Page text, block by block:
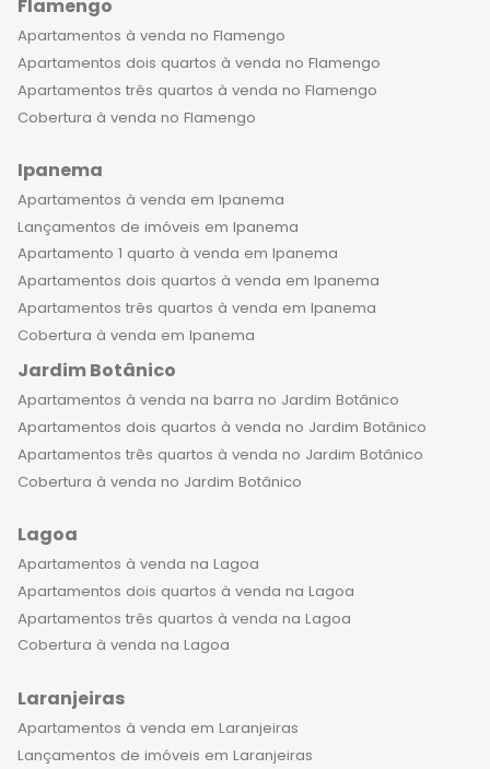
Flamengo
Apartamentos à venda no Flamengo
Apartamentos dois quartos à venda no Flamengo
Apartamentos três quartos à venda no Flamengo
Cobertura à venda no Flamengo
Ipanema
Apartamentos à venda em Ipanema
Lançamentos de imóveis em Ipanema
Apartamento 1 quarto à venda em Ipanema
Apartamentos dois quartos à venda em Ipanema
Apartamentos três quartos à venda em Ipanema
Cobertura à venda em Ipanema
Jardim Botânico
Apartamentos à venda na barra no Jardim Botânico
Apartamentos dois quartos à venda no Jardim Botânico
Apartamentos três quartos à venda no Jardim Botânico
Cobertura à venda no Jardim Botânico
Lagoa
Apartamentos à venda na Lagoa
Apartamentos dois quartos à venda na Lagoa
Apartamentos três quartos à venda na Lagoa
Cobertura à venda na Lagoa
Laranjeiras
Apartamentos à venda em Laranjeiras
Lançamentos de imóveis em Laranjeiras